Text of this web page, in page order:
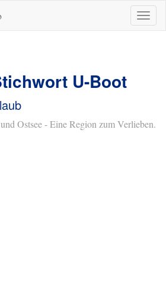
ein-/
U-Boot
Ostsee - Eine Region zum Verlieben.